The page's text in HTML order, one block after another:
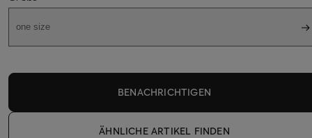
one size
BENACHRICHTIGEN
ÄHNLICHE ARTIKEL FINDEN